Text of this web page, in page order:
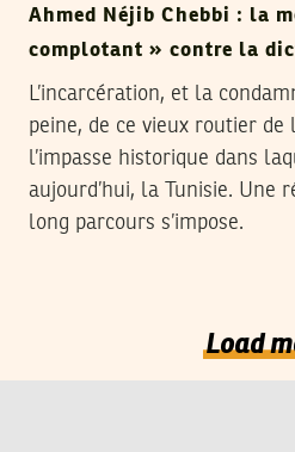
Ahmed Néjib Chebbi : la
complotant » contre la
L’incarcération, et la
peine, de ce vieux routier
l’impasse historique dans
aujourd’hui, la Tunisie. Une
long parcours s’impose.
Load